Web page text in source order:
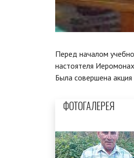
Перед началом
настоятеля
Была совершена
ФОТОГАЛЕРЕЯ